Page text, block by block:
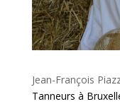
Jean-François
Tanneurs à